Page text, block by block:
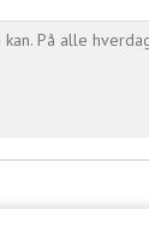
kan. På alle